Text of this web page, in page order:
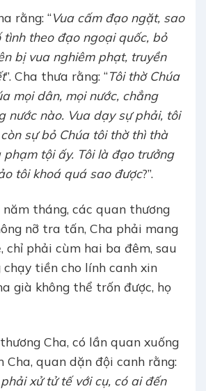
rằng: “Vua cấm đạo ngặt, sao
tình theo đạo ngoại quốc, bỏ
bị vua nghiêm phạt, truyền
”. Cha thưa rằng: “Tôi thờ Chúa
mọi dân, mọi nước, chẳng
nước nào. Vua dạy sự phải, tôi
sự bỏ Chúa tôi thờ thì thà
tội ấy. Tôi là đạo trưởng
tôi khoá quá sao được?”.
tháng, các quan thương
nỡ tra tấn, Cha phải mang
chỉ phải cùm hai ba đêm, sau
tiền cho lính canh xin
già không thể trốn được, họ
Cha, có lần quan xuống
quan dặn đội canh rằng:
xử tử tế với cụ, có ai đến